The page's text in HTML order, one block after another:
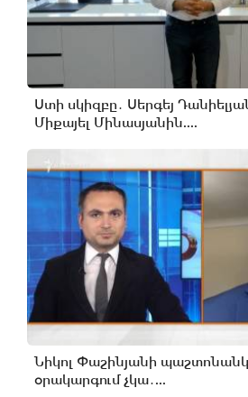
Ստի սկիզբը․ Սերգեյ
Միքայել Մինասյանին....
Նիկոլ Փաշինյանի
օրակարգում չկա․...